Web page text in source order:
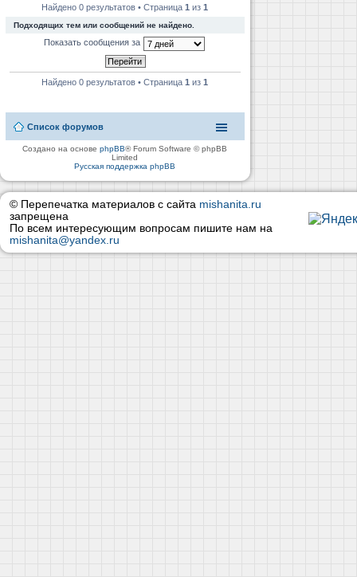
Найдено 0 результатов • Страница1 из1
Подходящих тем или сообщений не найдено.
Показать сообщения за
Найдено 0 результатов • Страница1 из1
Список форумов
Создано на основеphpBB® Forum Software © phpBB
Limited
Русская поддержка phpBB
© Перепечатка материалов с сайта mishanita.ru
запрещена
По всем интересующим вопросам пишите нам на
mishanita@yandex.ru